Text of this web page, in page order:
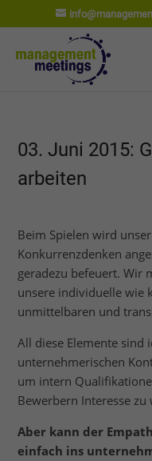
03. Juni 2015:
arbeiten
Beim Spielen wird
Konkurrenzdenken
geradezu befeuert. Wir
unsere individuelle wie
unmittelbaren und
All diese Elemente sind
unternehmerischen
um intern
Bewerbern Interesse zu
Aber kann der
einfach ins